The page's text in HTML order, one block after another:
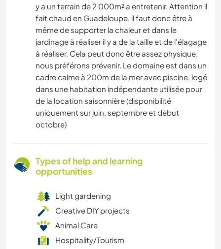
y a un terrain de 2 000m² a entretenir. Attention il
fait chaud en Guadeloupe, il faut donc être à
même de supporter la chaleur et dans le
jardinage à réaliser il y a de la taille et de l'élagage
à réaliser. Cela peut donc être assez physique,
nous préférons prévenir. Le domaine est dans un
cadre calme à 200m de la mer avec piscine, logé
dans une habitation indépendante utilisée pour
de la location saisonnière (disponibilité
uniquement sur juin, septembre et début
octobre)
Types of help and learning
opportunities
Light gardening
Creative DIY projects
Animal Care
Hospitality/Tourism